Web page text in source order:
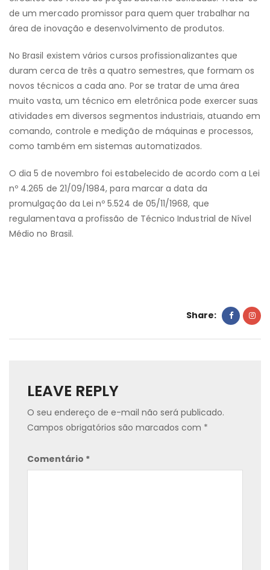
de um mercado promissor para quem quer trabalhar na
área de inovação e desenvolvimento de produtos.
No Brasil existem vários cursos profissionalizantes que
duram cerca de três a quatro semestres, que formam os
novos técnicos a cada ano. Por se tratar de uma área
muito vasta, um técnico em eletrônica pode exercer suas
atividades em diversos segmentos industriais, atuando em
comando, controle e medição de máquinas e processos,
como também em sistemas automatizados.
O dia 5 de novembro foi estabelecido de acordo com a Lei
nº 4.265 de 21/09/1984, para marcar a data da
promulgação da Lei nº 5.524 de 05/11/1968, que
regulamentava a profissão de Técnico Industrial de Nível
Médio no Brasil.
Share:
LEAVE REPLY
O seu endereço de e-mail não será publicado.
Campos obrigatórios são marcados com *
Comentário *